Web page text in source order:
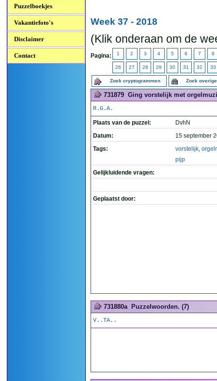
Puzzelboekjes
Vakantiefoto's
Disclaimer
Contact
Week 37 - 2018
(Klik onderaan om de
Pagina: 1 2 3 4 5 6 7 8
26 27 28 29 30 31 32 33
Zoek cryptogrammen Zoek
731879 Ging vorstelijk met
R.G.A.
Plaats van de puzzel:
DvhN
Datum:
15 september
Tags:
vorstelijk,
pijp
Gelijkluidende vragen:
Geplaatst door:
731880a Puzzelwoorden. (7)
V..TA..